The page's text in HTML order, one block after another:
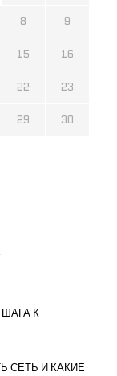
8 9
15 16
22 23
29 30
К
СЕТЬ И КАКИЕ